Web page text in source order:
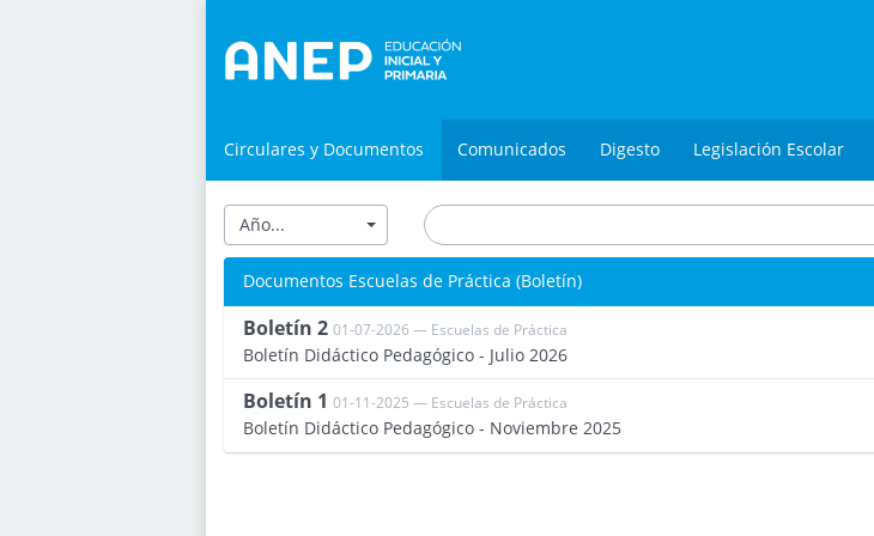
Circulares y Documentos Comunicados Digesto Legislación Escolar
Año...
Documentos Escuelas de Práctica (Boletín)
Boletín 2 01-07-2026 — Escuelas de Práctica
Boletín Didáctico Pedagógico - Julio 2026
Boletín 1 01-11-2025 — Escuelas de Práctica
Boletín Didáctico Pedagógico - Noviembre 2025